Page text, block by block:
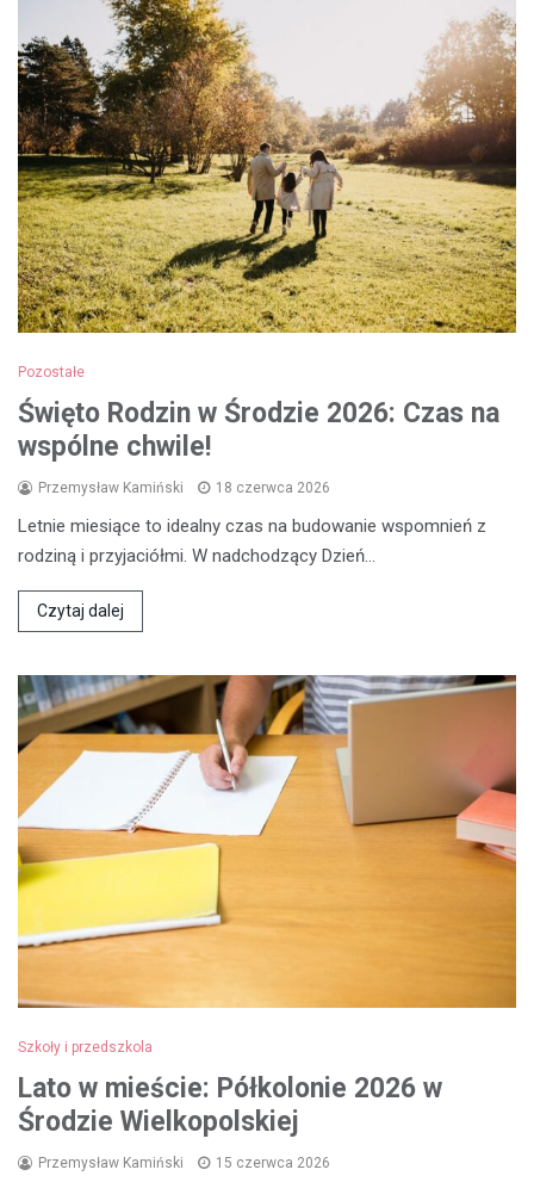
Pozostałe
Święto Rodzin w Środzie 2026: Czas na
wspólne chwile!
Przemysław Kamiński 18 czerwca 2026
Letnie miesiące to idealny czas na budowanie wspomnień z
rodziną i przyjaciółmi. W nadchodzący Dzień…
Czytaj dalej
Szkoły i przedszkola
Lato w mieście: Półkolonie 2026 w
Środzie Wielkopolskiej
Przemysław Kamiński 15 czerwca 2026